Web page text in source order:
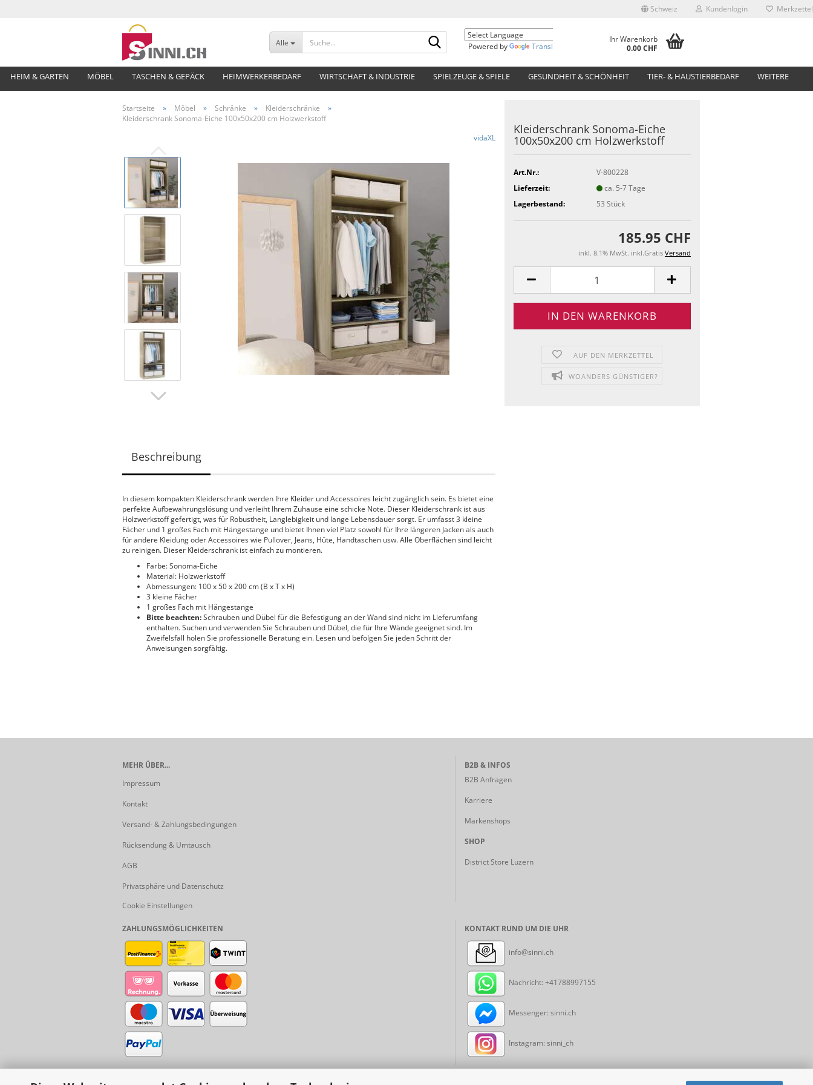
Schweiz Kundenlogin Merkzettel
Alle
Suche...
Powered by
Translate
Ihr Warenkorb
0.00 CHF
HEIM & GARTEN MÖBEL TASCHEN & GEPÄCK HEIMWERKERBEDARF WIRTSCHAFT & INDUSTRIE SPIELZEUGE & SPIELE GESUNDHEIT & SCHÖNHEIT TIER- & HAUSTIERBEDARF WEITERE
Startseite » Möbel » Schränke » Kleiderschränke
»
Kleiderschrank Sonoma-Eiche 100x50x200 cm Holzwerkstoff
vidaXL
Kleiderschrank Sonoma-Eiche
100x50x200 cm Holzwerkstoff
Art.Nr.:
V-800228
Lieferzeit:
ca. 5-7 Tage
Lagerbestand:
53 Stück
185.95 CHF
inkl. 8.1% MwSt. inkl.Gratis Versand
AUF DEN MERKZETTEL
WOANDERS GÜNSTIGER?
Beschreibung
In diesem kompakten Kleiderschrank werden Ihre Kleider und Accessoires leicht zugänglich sein. Es bietet eine
perfekte Aufbewahrungslösung und verleiht Ihrem Zuhause eine schicke Note. Dieser Kleiderschrank ist aus
Holzwerkstoff gefertigt, was für Robustheit, Langlebigkeit und lange Lebensdauer sorgt. Er umfasst 3 kleine
Fächer und 1 großes Fach mit Hängestange und bietet Ihnen viel Platz sowohl für Ihre längeren Jacken als auch
für andere Kleidung oder Accessoires wie Pullover, Jeans, Hüte, Handtaschen usw. Alle Oberflächen sind leicht
zu reinigen. Dieser Kleiderschrank ist einfach zu montieren.
Farbe: Sonoma-Eiche
Material: Holzwerkstoff
Abmessungen: 100 x 50 x 200 cm (B x T x H)
3 kleine Fächer
1 großes Fach mit Hängestange
Bitte beachten:Schrauben und Dübel für die Befestigung an der Wand sind nicht im Lieferumfang
enthalten. Suchen und verwenden Sie Schrauben und Dübel, die für Ihre Wände geeignet sind. Im
Zweifelsfall holen Sie professionelle Beratung ein. Lesen und befolgen Sie jeden Schritt der
Anweisungen sorgfältig.
MEHR ÜBER...
Impressum
Kontakt
Versand- & Zahlungsbedingungen
Rücksendung & Umtausch
AGB
Privatsphäre und Datenschutz
Cookie Einstellungen
B2B & INFOS
B2B Anfragen
Karriere
Markenshops
SHOP
District Store Luzern
ZAHLUNGSMÖGLICHKEITEN KONTAKT RUND UM DIE UHR
info@sinni.ch
Nachricht: +41788997155
Messenger: sinni.ch
Instagram: sinni_ch